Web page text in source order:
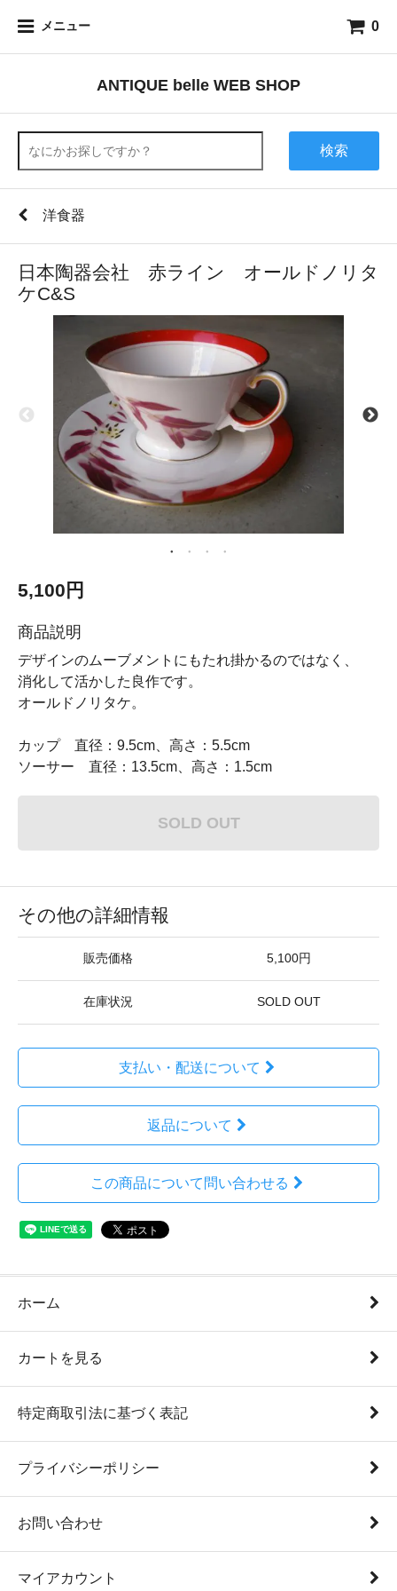
メニュー 0
ANTIQUE belle WEB SHOP
検索
洋食器
日本陶器会社 赤ライン オールドノリタ
ケC&S
5,100円
商品説明
デザインのムーブメントにもたれ掛かるのではなく、
消化して活かした良作です。
オールドノリタケ。
カップ 直径：9.5cm、高さ：5.5cm
ソーサー 直径：13.5cm、高さ：1.5cm
SOLD OUT
その他の詳細情報
販売価格 5,100円
在庫状況 SOLD OUT
支払い・配送について
返品について
この商品について問い合わせる
ホーム
カートを見る
特定商取引法に基づく表記
プライバシーポリシー
お問い合わせ
マイアカウント